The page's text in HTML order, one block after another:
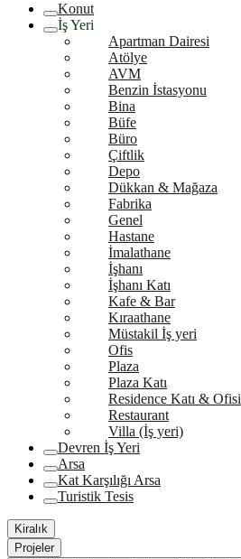
Konut
İş Yeri
Apartman Dairesi
Atölye
AVM
Benzin İstasyonu
Bina
Büfe
Büro
Çiftlik
Depo
Dükkan & Mağaza
Fabrika
Genel
Hastane
İmalathane
İşhanı
İşhanı Katı
Kafe & Bar
Kıraathane
Müstakil İş yeri
Ofis
Plaza
Plaza Katı
Residence Katı & Ofisi
Restaurant
Villa (İş yeri)
Devren İş Yeri
Arsa
Kat Karşılığı Arsa
Turistik Tesis
Kiralık
Projeler